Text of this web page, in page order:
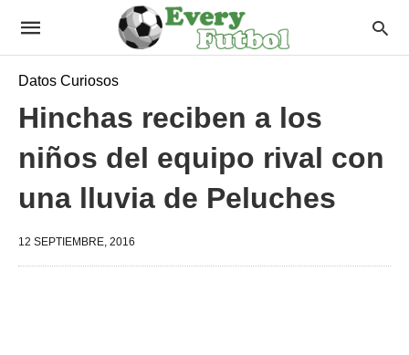
Datos Curiosos
Hinchas reciben a los
niños del equipo rival con
una lluvia de Peluches
12 SEPTIEMBRE, 2016